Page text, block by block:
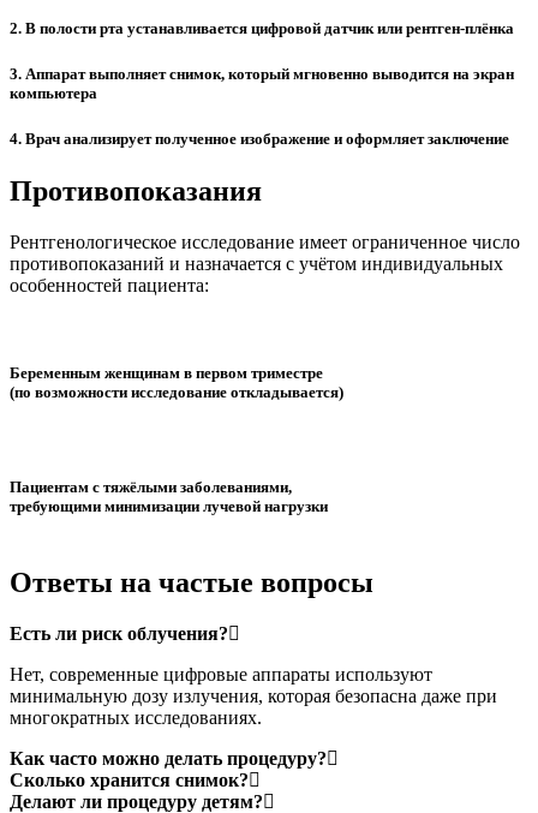
2. В полости рта устанавливается цифровой датчик или рентген-плёнка
3. Аппарат выполняет снимок, который мгновенно выводится на экран
компьютера
4. Врач анализирует полученное изображение и оформляет заключение
Противопоказания
Рентгенологическое исследование имеет ограниченное число
противопоказаний и назначается с учётом индивидуальных
особенностей пациента:
Беременным женщинам в первом триместре
(по возможности исследование откладывается)
Пациентам с тяжёлыми заболеваниями,
требующими минимизации лучевой нагрузки
Ответы на частые вопросы
Есть ли риск облучения?
Нет, современные цифровые аппараты используют
минимальную дозу излучения, которая безопасна даже при
многократных исследованиях.
Как часто можно делать процедуру?
Сколько хранится снимок?
Делают ли процедуру детям?